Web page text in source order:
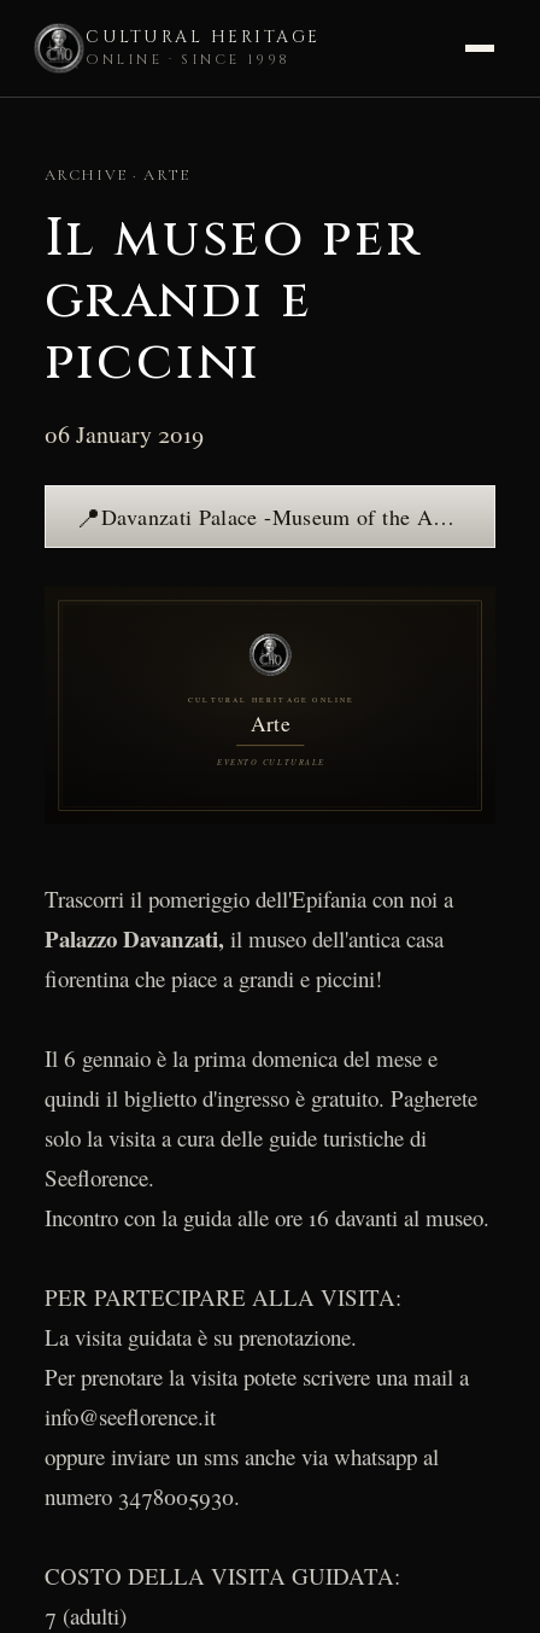
CULTURAL HERITAGE
ONLINE · SINCE 1998
contentARCHIVE · ARTE
Il museo per
grandi e
piccini
06 January 2019
📍 Davanzati Palace -Museum of the Ancient Florentine House — see the place →
Trascorri il pomeriggio dell'Epifania con noi a
Palazzo Davanzati,il museo dell'antica casa
fiorentina che piace a grandi e piccini!
Il 6 gennaio è la prima domenica del mese e
quindi il biglietto d'ingresso è gratuito. Pagherete
solo la visita a cura delle guide turistiche di
Seeflorence.
Incontro con la guida alle ore 16 davanti al museo.
PER PARTECIPARE ALLA VISITA:
La visita guidata è su prenotazione.
Per prenotare la visita potete scrivere una mail a
info@seeflorence.it
oppure inviare un sms anche via whatsapp al
numero 3478005930.
COSTO DELLA VISITA GUIDATA:
7 (adulti)